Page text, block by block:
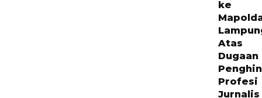
ke
Atas
Dugaan
Profesi
Jurnalis